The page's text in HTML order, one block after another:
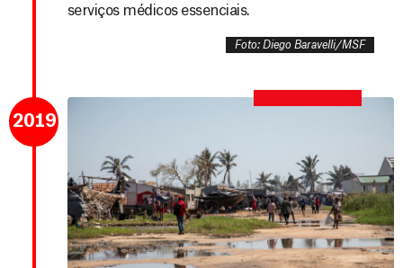
serviços médicos essenciais.
Foto: Diego Baravelli/MSF
2019